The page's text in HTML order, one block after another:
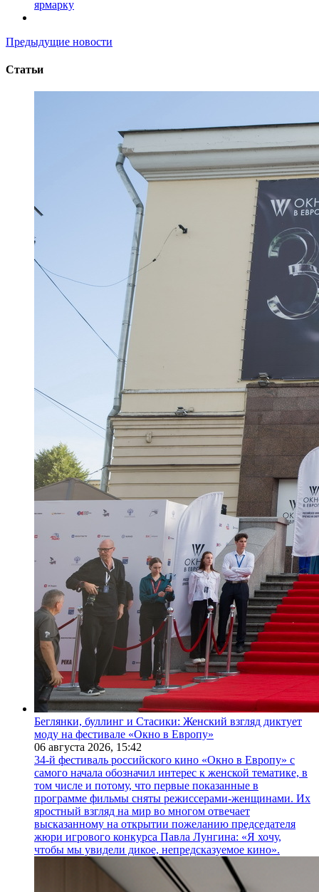
ярмарку
Предыдущие новости
Статьи
Беглянки, буллинг и Стасики: Женский взгляд диктует
моду на фестивале «Окно в Европу»
06 августа 2026, 15:42
34-й фестиваль российского кино «Окно в Европу» с
самого начала обозначил интерес к женской тематике, в
том числе и потому, что первые показанные в
программе фильмы сняты режиссерами-женщинами. Их
яростный взгляд на мир во многом отвечает
высказанному на открытии пожеланию председателя
жюри игрового конкурса Павла Лунгина: «Я хочу,
чтобы мы увидели дикое, непредсказуемое кино».